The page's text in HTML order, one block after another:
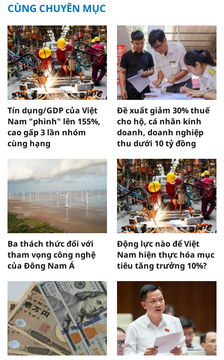
CÙNG CHUYÊN MỤC
Tín dụng/GDP của Việt
Nam "phình" lên 155%,
cao gấp 3 lần nhóm
cùng hạng
Đề xuất giảm 30% thuế
cho hộ, cá nhân kinh
doanh, doanh nghiệp
thu dưới 10 tỷ đồng
Ba thách thức đối với
tham vọng công nghệ
của Đông Nam Á
Động lực nào để Việt
Nam hiện thực hóa mục
tiêu tăng trưởng 10%?